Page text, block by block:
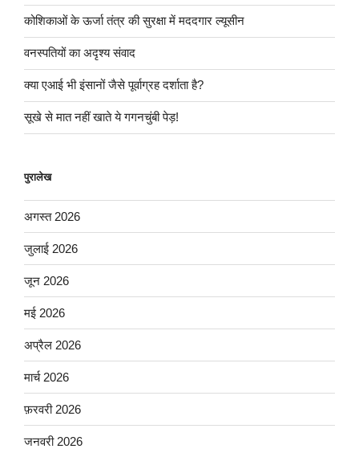
कोशिकाओं के ऊर्जा तंत्र की सुरक्षा में मददगार ल्यूसीन
वनस्पतियों का अदृश्य संवाद
क्या एआई भी इंसानों जैसे पूर्वाग्रह दर्शाता है?
सूखे से मात नहीं खाते ये गगनचुंबी पेड़!
पुरालेख
अगस्त 2026
जुलाई 2026
जून 2026
मई 2026
अप्रैल 2026
मार्च 2026
फ़रवरी 2026
जनवरी 2026